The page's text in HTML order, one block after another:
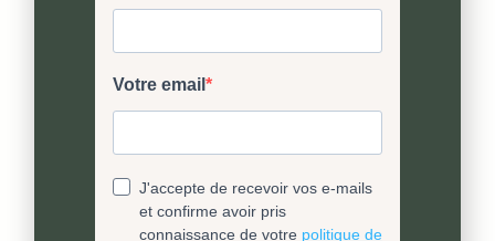
précieuses recyclées.
Ultra fidèle à la réalité
Un processus de fabrication construit pas-